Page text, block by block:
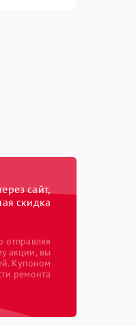
сайт,
скидка
отправляя
акции, вы
Купоном
ремонта